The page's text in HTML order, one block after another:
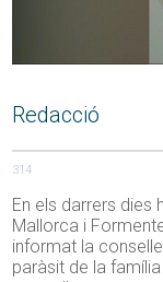
Redacció
314
En els darrers dies
Mallorca i
informat la
paràsit de la